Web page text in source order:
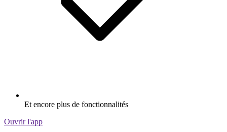
Et encore plus de fonctionnalités
Ouvrir l'app